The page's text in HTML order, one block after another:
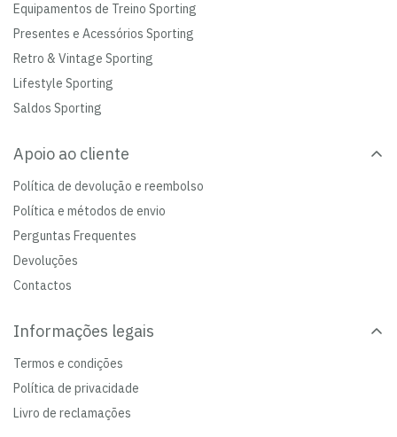
Equipamentos de Treino Sporting
Presentes e Acessórios Sporting
Retro & Vintage Sporting
Lifestyle Sporting
Saldos Sporting
Apoio ao cliente
Política de devolução e reembolso
Política e métodos de envio
Perguntas Frequentes
Devoluções
Contactos
Informações legais
Termos e condições
Política de privacidade
Livro de reclamações